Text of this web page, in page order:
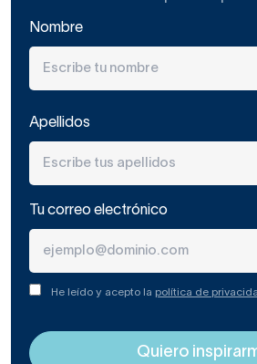
Nombre
Apellidos
Tu correo electrónico
He leído y acepto la política de